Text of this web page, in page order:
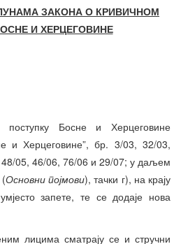
ЗАКОНА О КРИВИЧНОМ
И ХЕРЦЕГОВИНЕ
Босне и Херцеговине
и Херцеговине”, бр. 3/03, 32/03,
05, 46/06, 76/06 и 29/07; у даљем
Основни појмови), тачки г), на крају
запете, те се додаје нова
лицима сматрају се и стручни